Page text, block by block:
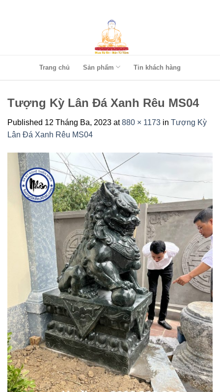
Trang chủ Sản phẩm Tin khách hàng
Tượng Kỳ Lân Đá Xanh Rêu MS04
Published 12 Tháng Ba, 2023 at880 × 1173 in Tượng Kỳ
Lân Đá Xanh Rêu MS04